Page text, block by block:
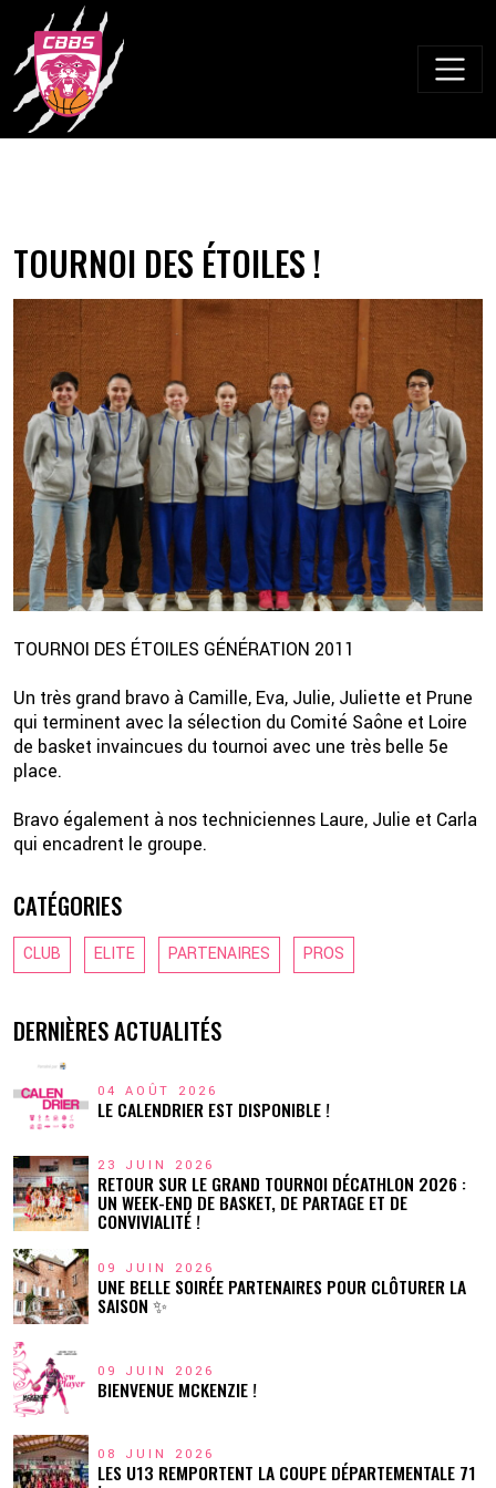
content
💦
TOURNOI DES ÉTOILES !
TOURNOI DES ÉTOILES GÉNÉRATION 2011
Un très grand bravo à Camille, Eva, Julie, Juliette et Prune
qui terminent avec la sélection du Comité Saône et Loire
de basket invaincues du tournoi avec une très belle 5e
place.
Bravo également à nos techniciennes Laure, Julie et Carla
qui encadrent le groupe.
CATÉGORIES
CLUB ELITE PARTENAIRES PROS
DERNIÈRES ACTUALITÉS
04 AOÛT 2026
LE CALENDRIER EST DISPONIBLE !
23 JUIN 2026
RETOUR SUR LE GRAND TOURNOI DÉCATHLON 2026 :
UN WEEK-END DE BASKET, DE PARTAGE ET DE
CONVIVIALITÉ !
09 JUIN 2026
UNE BELLE SOIRÉE PARTENAIRES POUR CLÔTURER LA
SAISON ✨
09 JUIN 2026
BIENVENUE MCKENZIE !
08 JUIN 2026
LES U13 REMPORTENT LA COUPE DÉPARTEMENTALE 71